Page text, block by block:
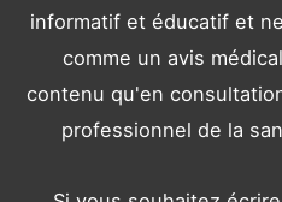
informatif et éducatif et
comme un avis
contenu qu'en
professionnel de la